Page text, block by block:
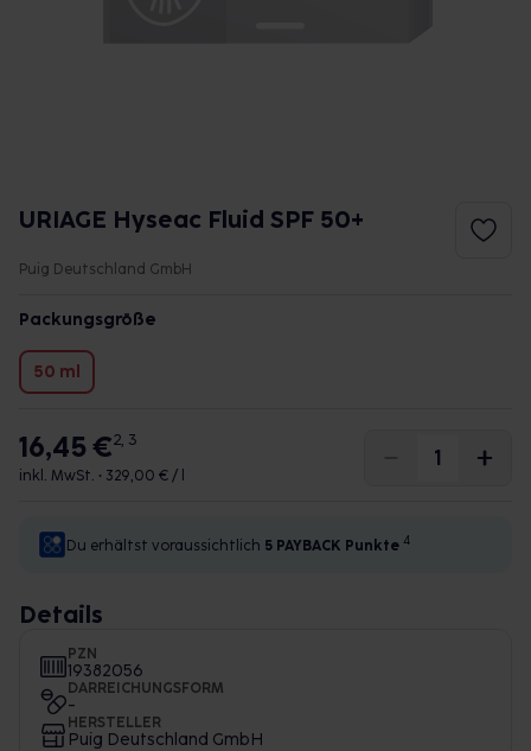
URIAGE Hyseac Fluid SPF 50+
Puig Deutschland GmbH
Packungsgröße
50 ml
16,45 €2, 3
inkl. MwSt. • 329,00 € / l
Du erhältst voraussichtlich 5 PAYBACK Punkte 4
Details
PZN
19382056
DARREICHUNGSFORM
-
HERSTELLER
Puig Deutschland GmbH